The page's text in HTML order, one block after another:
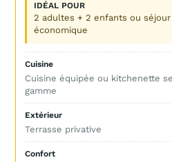
IDÉAL POUR
2 adultes + 2 enfants ou séjour
économique
Cuisine
Cuisine équipée ou kitchenette
gamme
Extérieur
Terrasse privative
Confort